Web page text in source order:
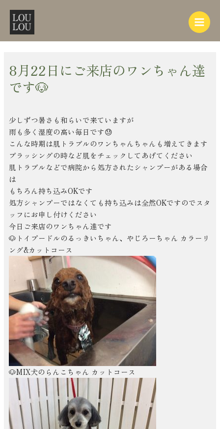
ス
Main
Menu
8月22日にご来店のワンちゃん達
です🐶
少しずつ暑さも和らいで来ていますが
雨も多く湿度の高い毎日です😓
こんな時期は肌トラブルのワンちゃんちゃんも増えてきます
ブラッシングの時など肌をチェックしてあげてください
肌トラブルなどで病院から処方されたシャンプーがある場合
は
もちろん持ち込みOKです
処方シャンプーではなくても持ち込みは全然OKですのでスタ
ッフにお申し付けください
今日ご来店のワンちゃん達です
🐶トイプードルのるっきいちゃん、やじろーちゃん カラーリ
ング&カットコース
🐶MIX犬のらんこちゃん カットコース
navigation